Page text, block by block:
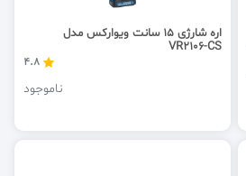
اره شارژی 15 سانت ویوارکس مدل
VR2106-CS
4.8
ناموجود